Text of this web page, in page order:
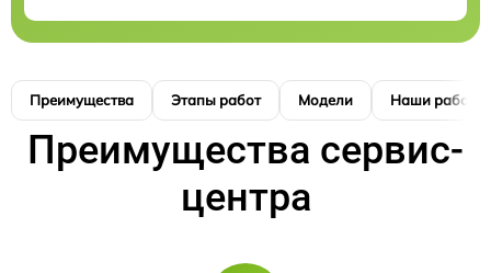
Преимущества Этапы работ Модели Наши работы
Преимущества сервис-
центра